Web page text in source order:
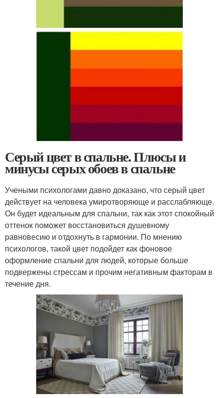
Серый цвет в спальне. Плюсы и
минусы серых обоев в спальне
Учеными психологами давно доказано, что серый цвет
действует на человека умиротворяюще и расслабляюще.
Он будет идеальным для спальни, так как этот спокойный
оттенок поможет восстановиться душевному
равновесию и отдохнуть в гармонии. По мнению
психологов, такой цвет подойдет как фоновое
оформление спальни для людей, которые больше
подвержены стрессам и прочим негативным факторам в
течение дня.